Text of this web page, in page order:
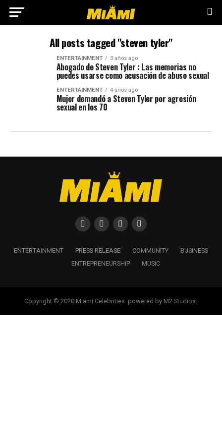
All posts tagged "steven tyler"
ENTERTAINMENT 3 años ago
Abogado de Steven Tyler : Las memorias no
puedes usarse como acusación de abuso sexual
ENTERTAINMENT 4 años ago
Mujer demandó a Steven Tyler por agresión
sexual en los 70
ENTERTAINMENT PRESS RELEASE COMMUNITY
BUSINESS
ENTREPRENEURSHIP
MUSIC
Copyright © 2020 Miami Celebrities. powered by M2 Studios.